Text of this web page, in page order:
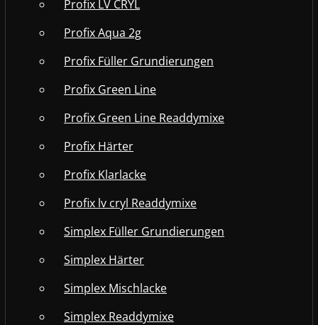
Profix LV CRYL
Profix Aqua 2g
Profix Füller Grundierungen
Profix Green Line
Profix Green Line Readdymixe
Profix Härter
Profix Klarlacke
Profix lv cryl Readdymixe
Simplex Füller Grundierungen
Simplex Härter
Simplex Mischlacke
Simplex Readdymixe